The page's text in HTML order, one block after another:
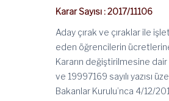
Karar Sayısı : 2017/11106
Aday çırak ve çıraklar ile
eden öğrencilerin
Kararın değiştirilmesine dair
ve 19997169 sayılı yazısı
Bakanlar Kurulu’nca 4/12/